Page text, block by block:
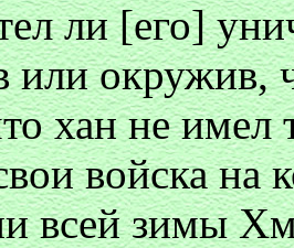
ли [его]
или окружив,
хан не имел
войска на
всей зимы